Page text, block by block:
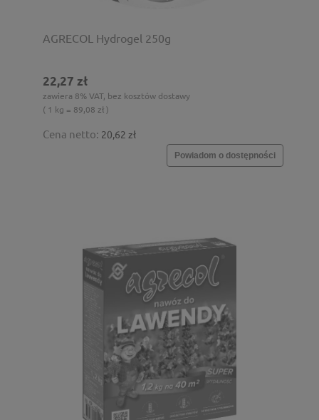
AGRECOL Hydrogel 250g
22,27 zł
zawiera 8% VAT, bez kosztów dostawy
( 1 kg = 89,08 zł )
Cena netto: 20,62 zł
Powiadom o dostępności